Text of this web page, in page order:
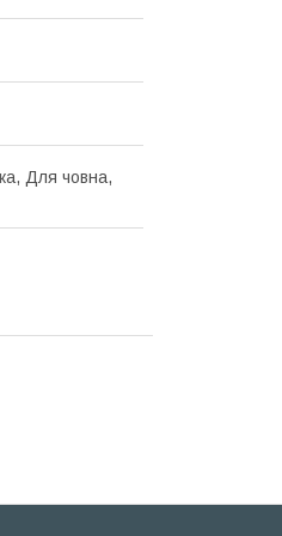
Для човна,